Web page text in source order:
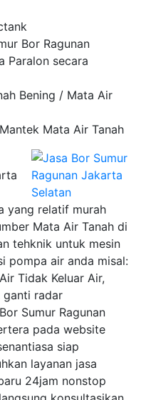
Bor Ragunan
Paralon secara
Bening / Mata Air
Mata Air Tanah
yang relatif murah
Mata Air Tanah di
tehknik untuk mesin
pompa air anda misal:
Tidak Keluar Air,
ganti radar
Sumur Ragunan
pada website
siap
layanan jasa
24jam nonstop